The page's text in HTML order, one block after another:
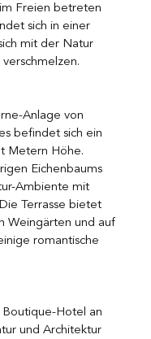
Freien betreten
sich in einer
mit der Natur
Anlage von
befindet sich ein
Metern Höhe.
Eichenbaums
Ambiente mit
Terrasse bietet
Weingärten und auf
romantische
Boutique-Hotel an
und Architektur